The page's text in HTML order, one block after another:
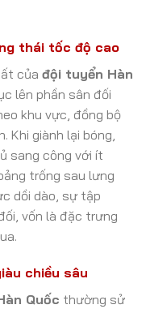
thái tốc độ cao
của đội tuyển Hàn
lên phần sân đối
khu vực, đồng bộ
Khi giành lại bóng,
sang công với ít
trống sau lưng
dồi dào, sự tập
vốn là đặc trưng
chiều sâu
Quốc thường sử